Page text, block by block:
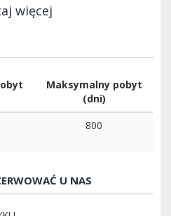
więcej
Maksymalny pobyt
(dni)
800
U NAS